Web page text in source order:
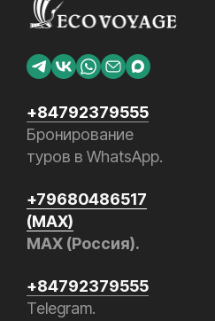
+84792379555
Бронирование
туров в WhatsApp.
+79680486517
(MAX)
MAX (Россия).
+84792379555
Telegram.